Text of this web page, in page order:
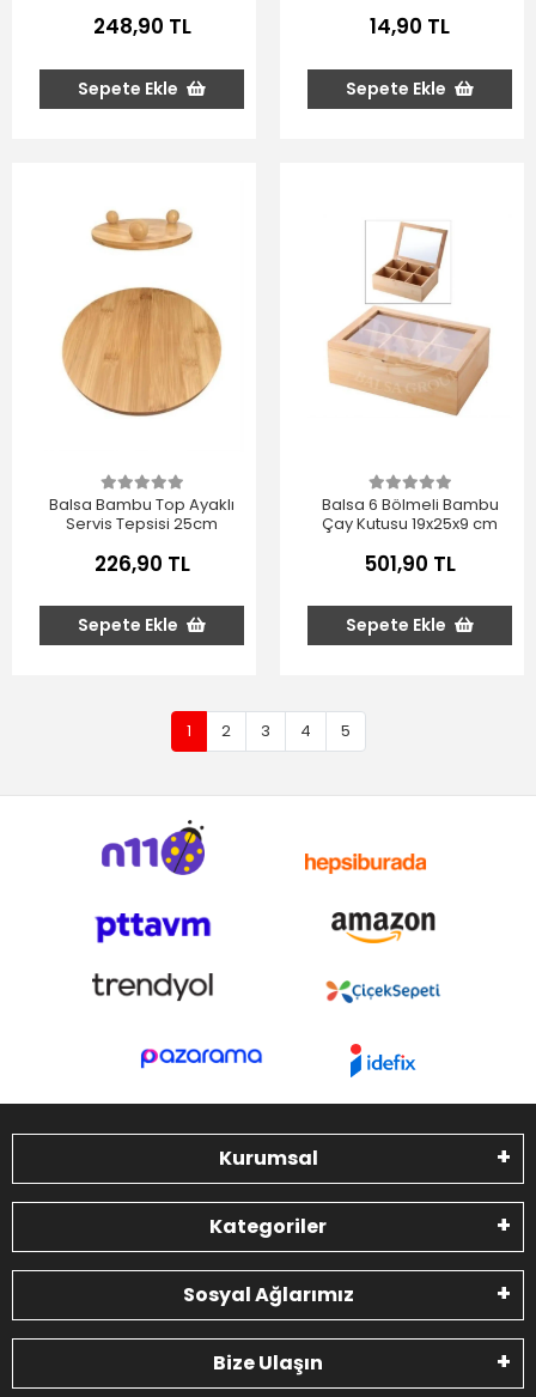
248,90 TL
Sepete Ekle
14,90 TL
Sepete Ekle
Balsa Bambu Top Ayaklı
Servis Tepsisi 25cm
226,90 TL
Sepete Ekle
Balsa 6 Bölmeli Bambu
Çay Kutusu 19x25x9 cm
501,90 TL
Sepete Ekle
1 2 3 4 5
Kurumsal
Kategoriler
Sosyal Ağlarımız
Bize Ulaşın